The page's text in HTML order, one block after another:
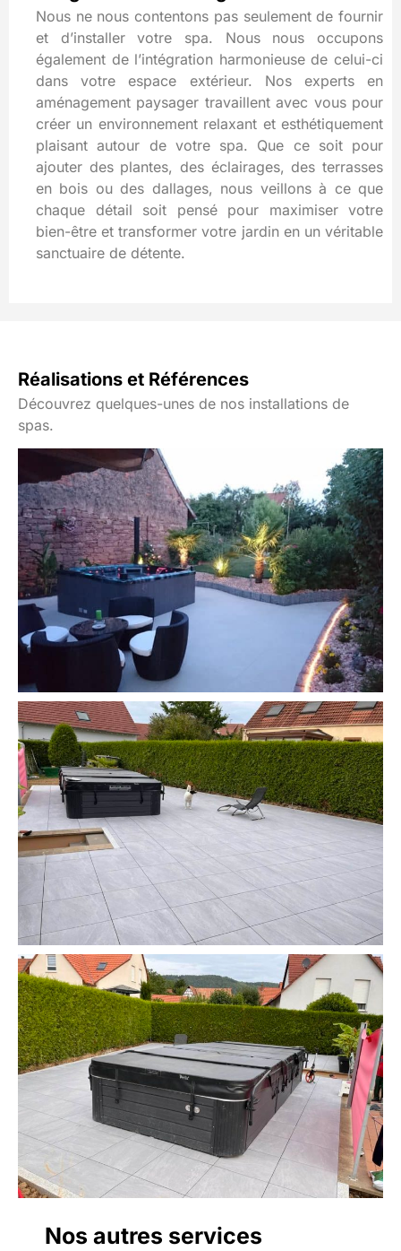
Nous ne nous contentons pas seulement de fournir
et d’installer votre spa. Nous nous occupons
également de l’intégration harmonieuse de celui-ci
dans votre espace extérieur. Nos experts en
aménagement paysager travaillent avec vous pour
créer un environnement relaxant et esthétiquement
plaisant autour de votre spa. Que ce soit pour
ajouter des plantes, des éclairages, des terrasses
en bois ou des dallages, nous veillons à ce que
chaque détail soit pensé pour maximiser votre
bien-être et transformer votre jardin en un véritable
sanctuaire de détente.
Réalisations et Références
Découvrez quelques-unes de nos installations de
spas.
Nos autres services